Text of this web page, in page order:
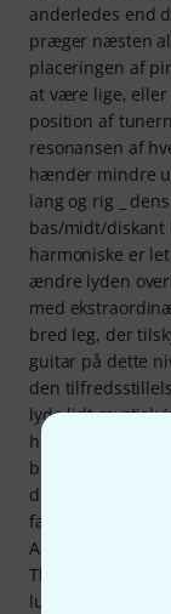
anderledes end
præger næsten
placeringen af
at være lige, eller
position af
resonansen af
hænder mindre
lang og rig _
bas/midt/diskant
harmoniske er
ændre lyden
med
bred leg, der
guitar på dette
den
lyde lidt mystisk
har jeg på
bare tanken om
der bringer
fantastisk
Andreas Cuntz
Thomann, som
luthier, som